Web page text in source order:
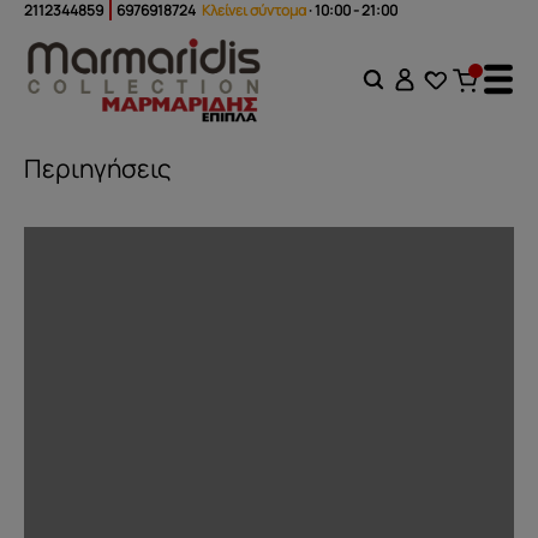
2112344859 6976918724 Κλείνει σύντομα· 10:00 - 21:00
Περιηγήσεις